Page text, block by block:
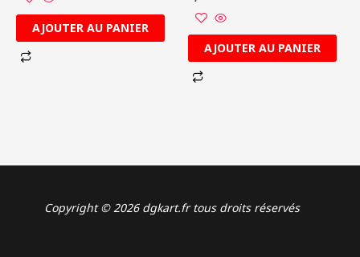
AJOUTER AU PANIER
AJOUTER AU PANIER
Copyright © 2026 dgkart.fr tous droits réservés